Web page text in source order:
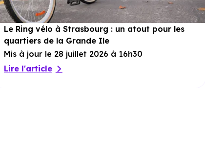
Le Ring vélo à Strasbourg : un atout pour les
quartiers de la Grande Ile
Mis à jour le 28 juillet 2026 à 16h30
Lire l'article